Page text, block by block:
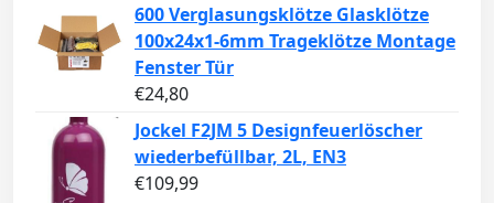
600 Verglasungsklötze Glasklötze
100x24x1-6mm Trageklötze Montage
Fenster Tür
€24,80
Jockel F2JM 5 Designfeuerlöscher
wiederbefüllbar, 2L, EN3
€109,99